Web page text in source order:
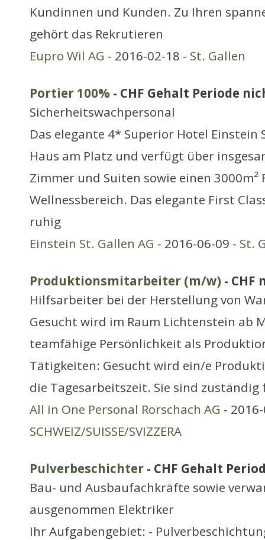
Kundinnen und Kunden. Zu Ihren
gehört das Rekrutieren
Eupro Wil AG - 2016-02-18 - St. Gallen
Portier 100% - CHF Gehalt Periode
Sicherheitswachpersonal
Das elegante 4* Superior Hotel Einstein
Haus am Platz und verfügt über
Zimmer und Suiten sowie einen
Wellnessbereich. Das elegante First
ruhig
Einstein St. Gallen AG - 2016-06-09 - St.
Produktionsmitarbeiter (m/w) - CHF
Hilfsarbeiter bei der Herstellung von
Gesucht wird im Raum Lichtenstein ab
teamfähige Persönlichkeit als
Tätigkeiten: Gesucht wird ein/e
die Tagesarbeitszeit. Sie sind zuständig
All in One Personal Rorschach AG -
SCHWEIZ/SUISSE/SVIZZERA
Pulverbeschichter - CHF Gehalt
Bau- und Ausbaufachkräfte sowie
ausgenommen Elektriker
Ihr Aufgabengebiet: -